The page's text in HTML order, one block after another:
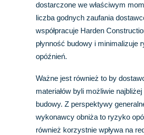
dostarczone we właściwym
liczba godnych zaufania
współpracuje Harden
płynność budowy i minimalizuje
opóźnień.
Ważne jest również to by
materiałów byli możliwie
budowy. Z perspektywy
wykonawcy obniża to ryzyko
również korzystnie wpływa na